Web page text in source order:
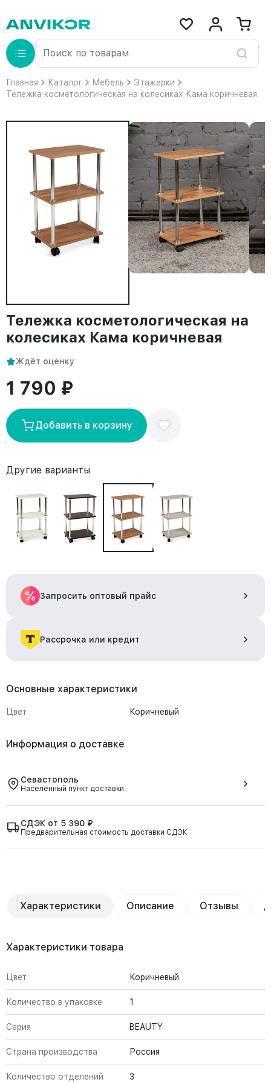
Главная Каталог Мебель
Этажерки
Тележка косметологическая на колесиках Кама коричневая
Тележка косметологическая на
колесиках Кама коричневая
Ждёт оценку
1 790 ₽
Добавить в корзину
Другие варианты
Запросить оптовый прайс
Рассрочка или кредит
Основные характеристики
Цвет Коричневый
Информация о доставке
Севастополь
Населённый пункт доставки
СДЭК от 5 390 ₽
Предварительная стоимость доставки СДЭК
Характеристики Описание Отзывы
Характеристики товара
Цвет Коричневый
Количество в упаковке 1
Серия BEAUTY
Страна производства Россия
Количество отделений 3